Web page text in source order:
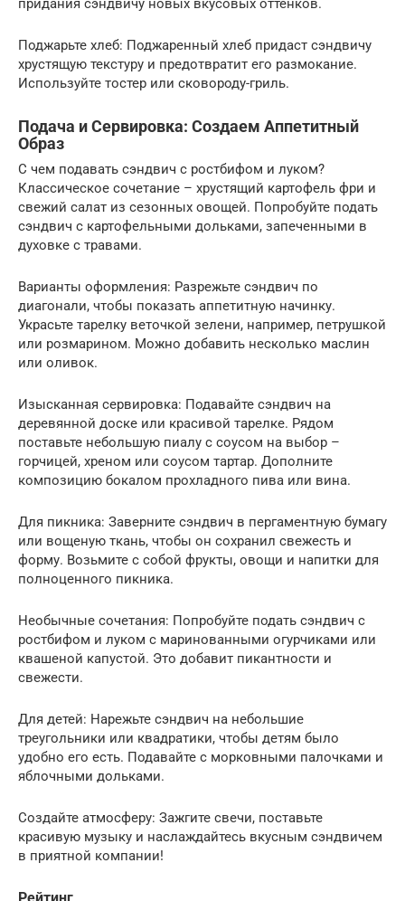
придания сэндвичу новых вкусовых оттенков.
Поджарьте хлеб: Поджаренный хлеб придаст сэндвичу
хрустящую текстуру и предотвратит его размокание.
Используйте тостер или сковороду-гриль.
Подача и Сервировка: Создаем Аппетитный
Образ
С чем подавать сэндвич с ростбифом и луком?
Классическое сочетание – хрустящий картофель фри и
свежий салат из сезонных овощей. Попробуйте подать
сэндвич с картофельными дольками, запеченными в
духовке с травами.
Варианты оформления: Разрежьте сэндвич по
диагонали, чтобы показать аппетитную начинку.
Украсьте тарелку веточкой зелени, например, петрушкой
или розмарином. Можно добавить несколько маслин
или оливок.
Изысканная сервировка: Подавайте сэндвич на
деревянной доске или красивой тарелке. Рядом
поставьте небольшую пиалу с соусом на выбор –
горчицей, хреном или соусом тартар. Дополните
композицию бокалом прохладного пива или вина.
Для пикника: Заверните сэндвич в пергаментную бумагу
или вощеную ткань, чтобы он сохранил свежесть и
форму. Возьмите с собой фрукты, овощи и напитки для
полноценного пикника.
Необычные сочетания: Попробуйте подать сэндвич с
ростбифом и луком с маринованными огурчиками или
квашеной капустой. Это добавит пикантности и
свежести.
Для детей: Нарежьте сэндвич на небольшие
треугольники или квадратики, чтобы детям было
удобно его есть. Подавайте с морковными палочками и
яблочными дольками.
Создайте атмосферу: Зажгите свечи, поставьте
красивую музыку и наслаждайтесь вкусным сэндвичем
в приятной компании!